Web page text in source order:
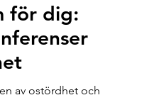
för dig:
av ostördhet och